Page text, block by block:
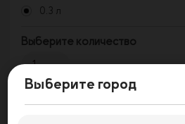
0.3 л
Выберите количество
1
Заказать
Выберите город